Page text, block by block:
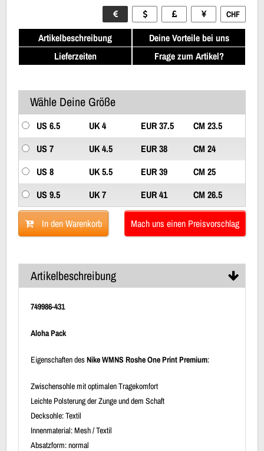
CHF
Artikelbeschreibung
Lieferzeiten
Deine Vorteile bei uns
Frage zum Artikel?
Wähle Deine Größe
US 6.5 UK 4 EUR 37.5
CM 23.5
US 7
UK 4.5 EUR 38
CM 24
US 8
UK 5.5 EUR 39
CM 25
US 9.5
UK 7 EUR 41 CM 26.5
In den Warenkorb Mach uns einen Preisvorschlag
Artikelbeschreibung
749986-431
Aloha Pack
Eigenschaften desNike WMNS Roshe One Print Premium:
Zwischensohle mit optimalen Tragekomfort
Leichte Polsterung der Zunge und dem Schaft
Decksohle: Textil
Innenmaterial: Mesh / Textil
Absatzform: normal